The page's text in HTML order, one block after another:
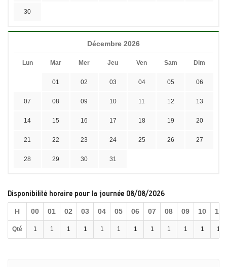
30
Décembre 2026
Lun Mar Mer Jeu Ven Sam Dim
01 02 03 04 05 06
07 08 09 10 11 12 13
14 15 16 17 18 19 20
21 22 23 24 25 26 27
28 29 30 31
Disponibilité horaire pour la journée 08/08/2026
H 00 01 02 03 04 05 06 07 08 09 10 11
Qté 1 1 1 1 1 1 1 1 1 1 1 1